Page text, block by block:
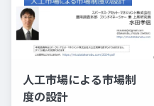
人工市場による市場制
度の設計